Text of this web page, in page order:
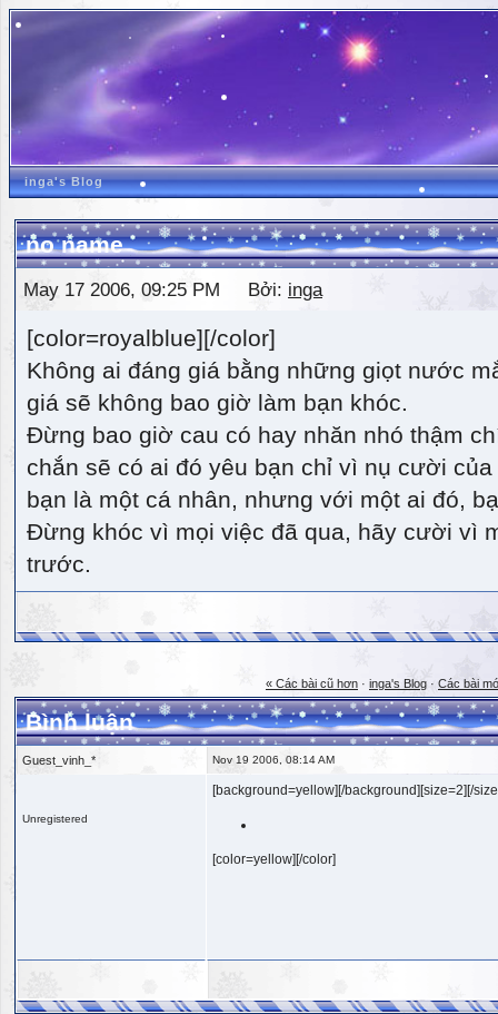
inga's Blog
no name
May 17 2006, 09:25 PM Bởi: inga
[color=royalblue][/color]
Không ai đáng giá bằng những giọt nước
giá sẽ không bao giờ làm bạn khóc.
Đừng bao giờ cau có hay nhăn nhó thậm
chắn sẽ có ai đó yêu bạn chỉ vì nụ cười
bạn là một cá nhân, nhưng với một ai đó,
Đừng khóc vì mọi việc đã qua, hãy cười vì
trước.
« Các bài cũ hơn · inga's Blog · Các bài
Bình luận
Guest_vinh_* Nov 19 2006, 08:14 AM
Unregistered
[background=yellow][/background][size=2][/
[color=yellow][/color]